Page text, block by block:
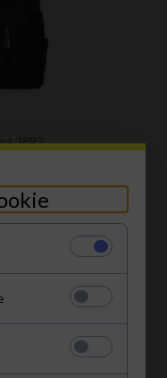
3892
levnější